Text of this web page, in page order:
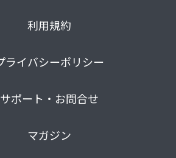
利用規約
ライバシーポリシー
サポート・お問合せ
マガジン